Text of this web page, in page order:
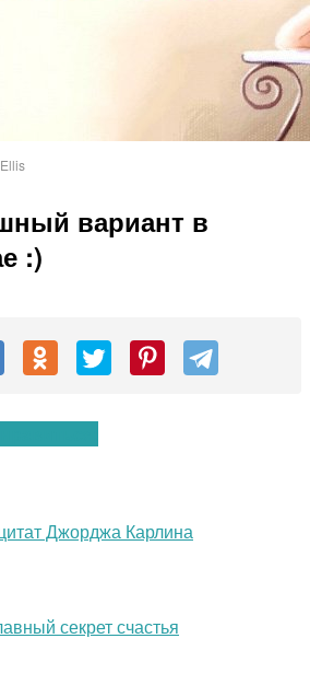
вариант в
:)
Джорджа Карлина
секрет счастья